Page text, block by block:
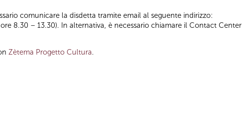
comunicare la disdetta tramite email al seguente indirizzo:
8.30 – 13.30). In alternativa, è necessario chiamare il Contact Center
Zètema Progetto Cultura.